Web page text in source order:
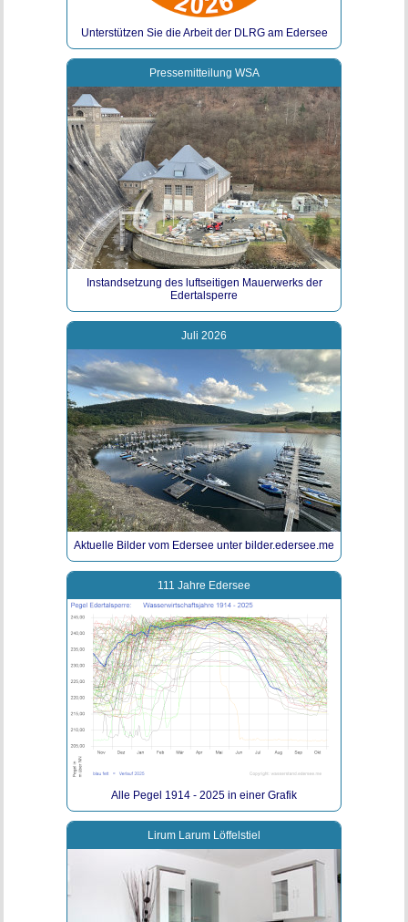
Unterstützen Sie die Arbeit der DLRG am Edersee
Pressemitteilung WSA
Instandsetzung des luftseitigen Mauerwerks der
Edertalsperre
Juli 2026
Aktuelle Bilder vom Edersee unter bilder.edersee.me
111 Jahre Edersee
Alle Pegel 1914 - 2025 in einer Grafik
Lirum Larum Löffelstiel